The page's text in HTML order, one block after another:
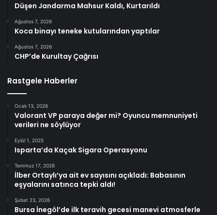
Düşen Jandarma Mahsur Kaldı, Kurtarıldı
Ağustos 7, 2026
Koca binayı teneke kutularından yaptılar
Ağustos 7, 2026
CHP’de Kurultay Çağrısı
Rastgele Haberler
Ocak 13, 2026
Valorant VP paraya değer mi? Oyuncu memnuniyeti
verileri ne söylüyor
Eylül 1, 2025
Isparta’da Kaçak Sigara Operasyonu
Temmuz 17, 2026
İlber Ortaylı’ya ait ev sayısını açıkladı: Babasının
eşyalarını satınca tepki aldı!
Şubat 23, 2026
Bursa İnegöl’de ilk teravih gecesi manevi atmosferle